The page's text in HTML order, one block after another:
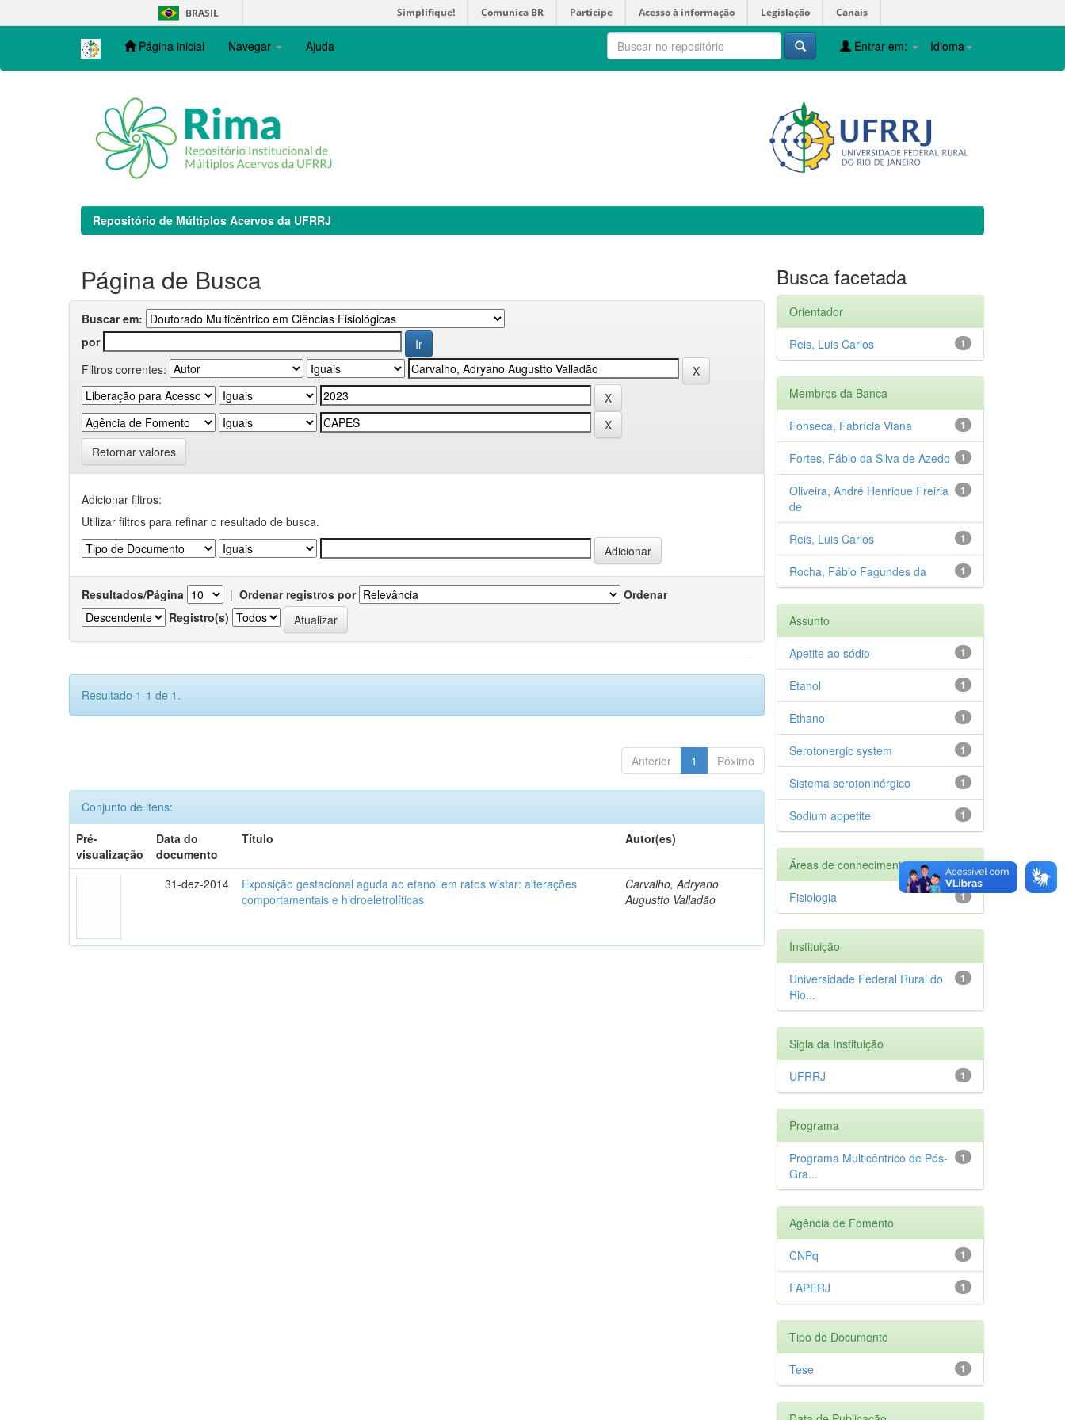
navigation
BRASIL Simplifique! Comunica BR Participe Acesso à informação Legislação Canais
Página inicial Navegar Ajuda Idioma
Entrar em:
Repositório de Múltiplos Acervos da UFRRJ
Página de Busca
Buscar em:
por
Filtros correntes:
Retornar valores
Adicionar filtros:
Utilizar filtros para refinar o resultado de busca.
Resultados/Página | Ordenar registros por
Ordenar
Registro(s)
Resultado 1-1 de 1.
Anterior 1 Póximo
Conjunto de itens:
Pré-
visualização
Data do
documento
Título Autor(es)
31-dez-2014
Exposição gestacional aguda ao etanol em ratos wistar: alterações
comportamentais e hidroeletrolíticas
Carvalho, Adryano
Augustto Valladão
Busca facetada
Orientador
1
Reis, Luis Carlos
Membros da Banca
1
Fonseca, Fabrícia Viana
1
Fortes, Fábio da Silva de Azedo
1
Oliveira, André Henrique Freiria
de
1
Reis, Luis Carlos
1
Rocha, Fábio Fagundes da
Assunto
1
Apetite ao sódio
1
Etanol
1
Ethanol
1
Serotonergic system
1
Sistema serotoninérgico
1
Sodium appetite
Áreas de conhecimento
1
Fisiologia
Instituição
1
Universidade Federal Rural do
Rio...
Sigla da Instituição
1
UFRRJ
Programa
1
Programa Multicêntrico de Pós-
Gra...
Agência de Fomento
1
CNPq
1
FAPERJ
Tipo de Documento
1
Tese